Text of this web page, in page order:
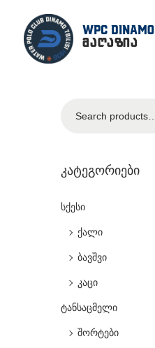
WPC DINAMO
მაღაზია
კატეგორიები
სქესი
ქალი
ბავშვი
კაცი
ტანსაცმელი
შორტები